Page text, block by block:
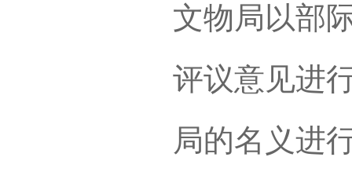
文物局以部
评议意见进
局的名义进